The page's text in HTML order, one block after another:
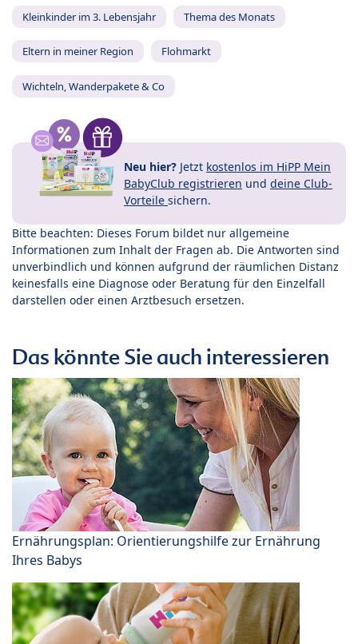
Kleinkinder im 3. Lebensjahr Thema des Monats
Eltern in meiner Region Flohmarkt
Wichteln, Wanderpakete & Co
Neu hier? Jetzt kostenlos im HiPP Mein
BabyClub registrieren und deine Club-
Vorteile sichern.
Bitte beachten: Dieses Forum bildet nur allgemeine
Informationen zum Inhalt der Fragen ab. Die Antworten sind
unverbindlich und können aufgrund der räumlichen Distanz
keinesfalls eine Diagnose oder Beratung für den Einzelfall
darstellen oder einen Arztbesuch ersetzen.
Das könnte Sie auch interessieren
Ernährungsplan: Orientierungshilfe zur Ernährung
Ihres Babys